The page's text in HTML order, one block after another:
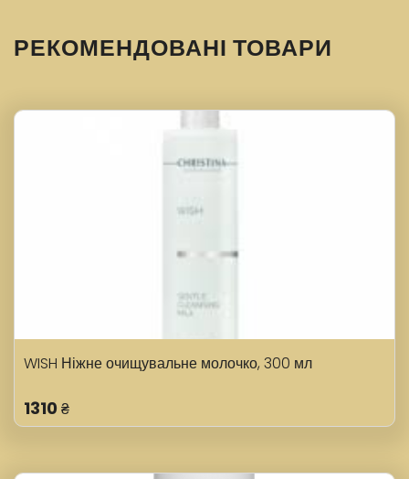
РЕКОМЕНДОВАНІ ТОВАРИ
WISH Ніжне очищувальне молочко, 300 мл
1310 ₴